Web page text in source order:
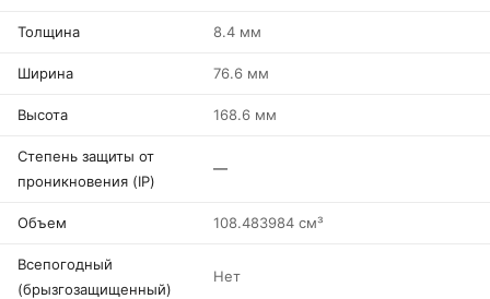
Толщина 8.4 мм
Ширина 76.6 мм
Высота 168.6 мм
Степень защиты от
проникновения (IP)
—
Объем 108.483984 см³
Всепогодный
(брызгозащищенный)
Нет